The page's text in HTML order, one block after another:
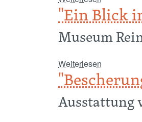
"Ein Blick
Museum
Weiterlesen
Ausstattung